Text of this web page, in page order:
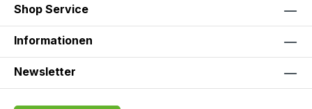
Shop Service
Informationen
Newsletter